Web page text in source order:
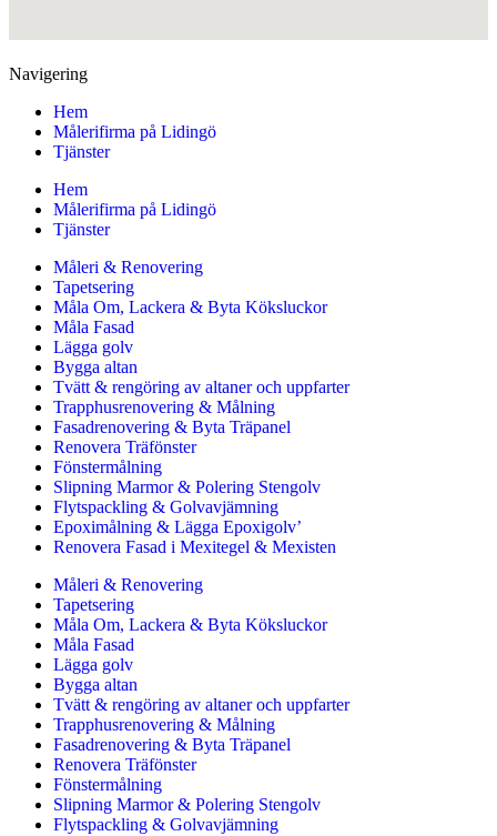
Navigering
Hem
Målerifirma på Lidingö
Tjänster
Hem
Målerifirma på Lidingö
Tjänster
Måleri & Renovering
Tapetsering
Måla Om, Lackera & Byta Köksluckor
Måla Fasad
Lägga golv
Bygga altan
Tvätt & rengöring av altaner och uppfarter
Trapphusrenovering & Målning
Fasadrenovering & Byta Träpanel
Renovera Träfönster
Fönstermålning
Slipning Marmor & Polering Stengolv
Flytspackling & Golvavjämning
Epoximålning & Lägga Epoxigolv’
Renovera Fasad i Mexitegel & Mexisten
Måleri & Renovering
Tapetsering
Måla Om, Lackera & Byta Köksluckor
Måla Fasad
Lägga golv
Bygga altan
Tvätt & rengöring av altaner och uppfarter
Trapphusrenovering & Målning
Fasadrenovering & Byta Träpanel
Renovera Träfönster
Fönstermålning
Slipning Marmor & Polering Stengolv
Flytspackling & Golvavjämning